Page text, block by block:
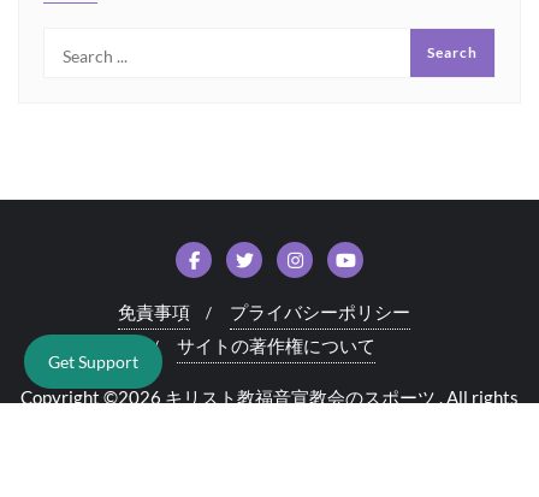
免責事項
プライバシーポリシー
サイトの著作権について
Copyright ©2026 キリスト教福音宣教会のスポーツ . All rights
Get Support